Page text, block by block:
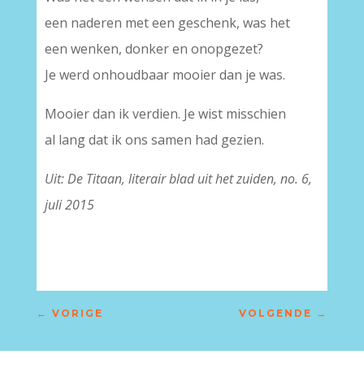
een naderen met een geschenk, was het
een wenken, donker en onopgezet?
Je werd onhoudbaar mooier dan je was.
Mooier dan ik verdien. Je wist misschien
al lang dat ik ons samen had gezien.
Uit: De Titaan, literair blad uit het zuiden, no. 6,
juli 2015
← VORIGE VOLGENDE →